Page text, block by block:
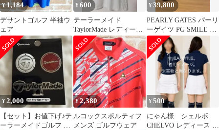
¥1,184
デサントゴルフ 半袖ウ
ェア
¥600
テーラーメイド
TaylorMade レディース
ゴルフ ポロシャツ XS
¥39,800
PEARLY GATES パーリ
ーゲイツ PG SMILE キ
ャディバッグ 美品
¥2,000
【セット】お値下げ♪テ
ーラーメイドゴルフ マ
¥2,380
ルコックスポルティフ
メンズ ゴルフウェア
¥500
にゃん様 シェルボ
CHELVO レディース ゴ